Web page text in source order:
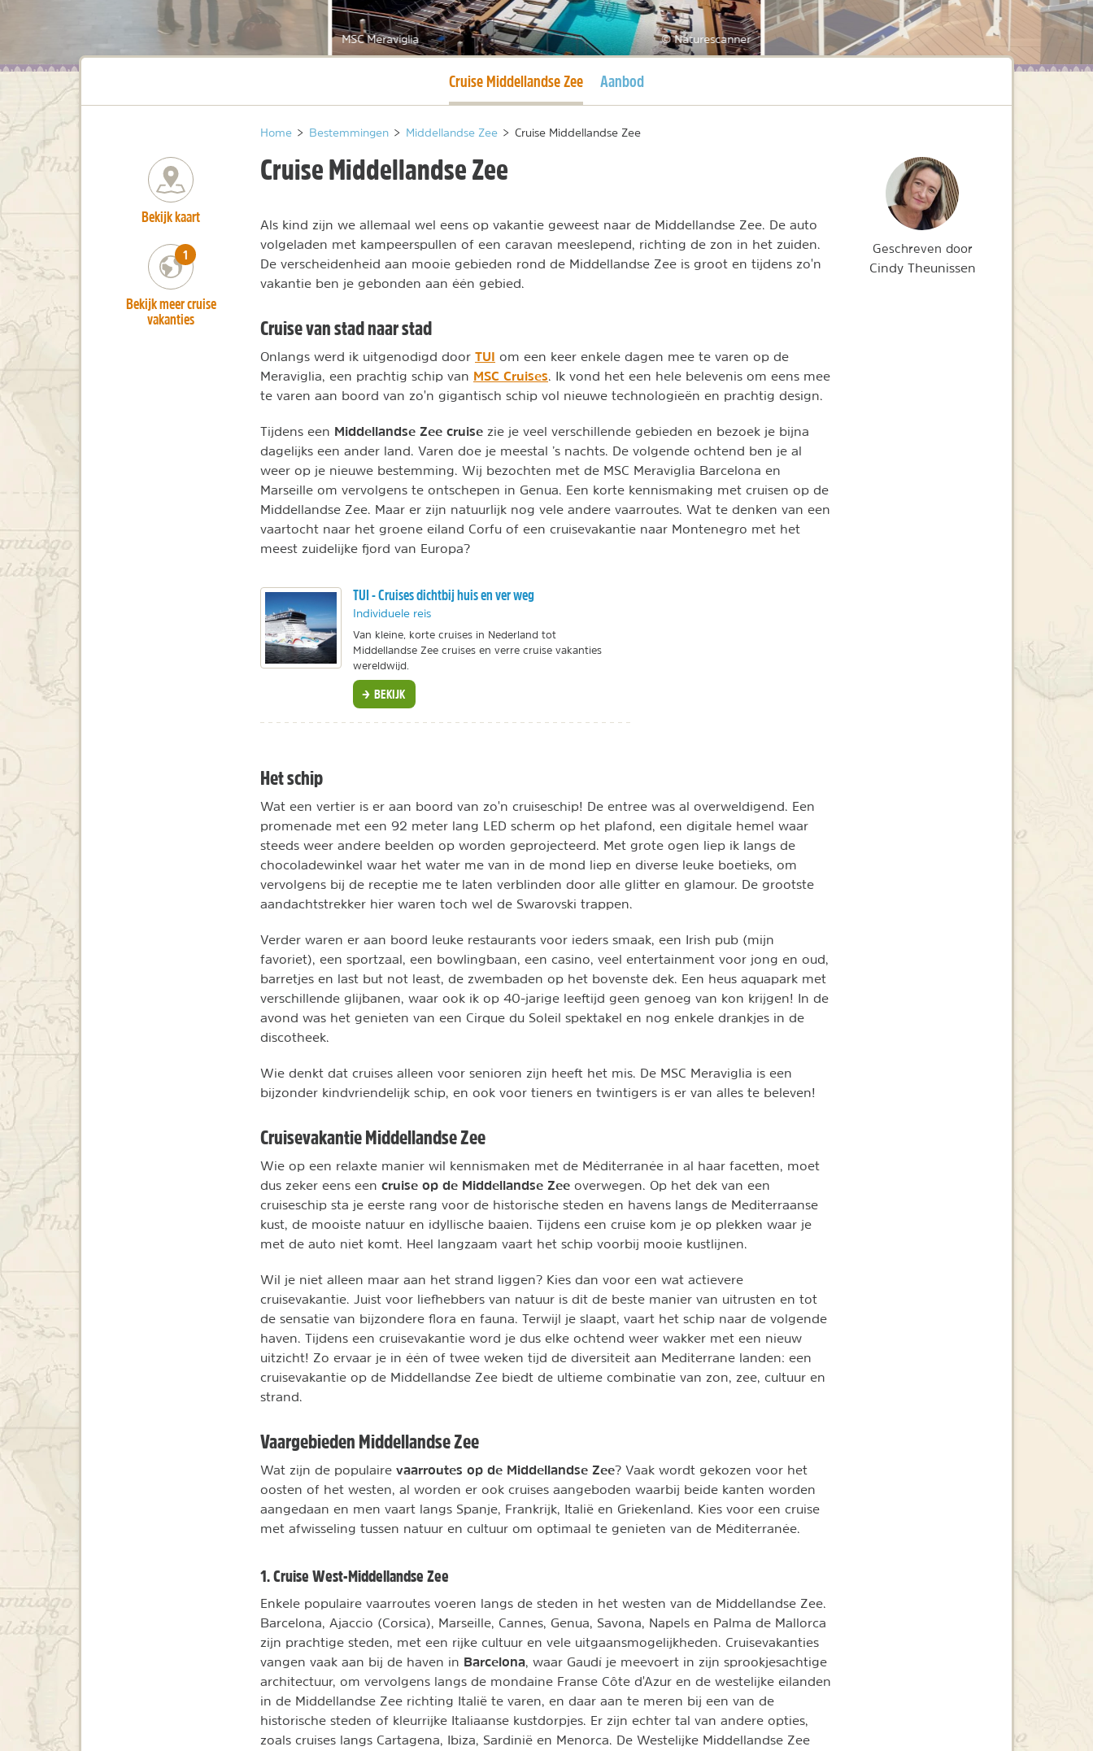
MSC Meraviglia © Naturescanner
Huidige pagina
Cruise Middellandse Zee Aanbod
Home > Bestemmingen > Middellandse Zee > Cruise Middellandse Zee
Cruise Middellandse Zee
Als kind zijn we allemaal wel eens op vakantie geweest naar de Middellandse Zee. De auto
volgeladen met kampeerspullen of een caravan meeslepend, richting de zon in het zuiden.
De verscheidenheid aan mooie gebieden rond de Middellandse Zee is groot en tijdens zo'n
vakantie ben je gebonden aan één gebied.
Cruise van stad naar stad
Onlangs werd ik uitgenodigd door TUI om een keer enkele dagen mee te varen op de
Meraviglia, een prachtig schip van MSC Cruises. Ik vond het een hele belevenis om eens mee
te varen aan boord van zo'n gigantisch schip vol nieuwe technologieën en prachtig design.
Tijdens een Middellandse Zee cruise zie je veel verschillende gebieden en bezoek je bijna
dagelijks een ander land. Varen doe je meestal ’s nachts. De volgende ochtend ben je al
weer op je nieuwe bestemming. Wij bezochten met de MSC Meraviglia Barcelona en
Marseille om vervolgens te ontschepen in Genua. Een korte kennismaking met cruisen op de
Middellandse Zee. Maar er zijn natuurlijk nog vele andere vaarroutes. Wat te denken van een
vaartocht naar het groene eiland Corfu of een cruisevakantie naar Montenegro met het
meest zuidelijke fjord van Europa?
TUI - Cruises dichtbij huis en ver weg
Individuele reis
Van kleine, korte cruises in Nederland tot
Middellandse Zee cruises en verre cruise vakanties
wereldwijd.
BEKIJK
Het schip
Wat een vertier is er aan boord van zo'n cruiseschip! De entree was al overweldigend. Een
promenade met een 92 meter lang LED scherm op het plafond, een digitale hemel waar
steeds weer andere beelden op worden geprojecteerd. Met grote ogen liep ik langs de
chocoladewinkel waar het water me van in de mond liep en diverse leuke boetieks, om
vervolgens bij de receptie me te laten verblinden door alle glitter en glamour. De grootste
aandachtstrekker hier waren toch wel de Swarovski trappen.
Verder waren er aan boord leuke restaurants voor ieders smaak, een Irish pub (mijn
favoriet), een sportzaal, een bowlingbaan, een casino, veel entertainment voor jong en oud,
barretjes en last but not least, de zwembaden op het bovenste dek. Een heus aquapark met
verschillende glijbanen, waar ook ik op 40-jarige leeftijd geen genoeg van kon krijgen! In de
avond was het genieten van een Cirque du Soleil spektakel en nog enkele drankjes in de
discotheek.
Wie denkt dat cruises alleen voor senioren zijn heeft het mis. De MSC Meraviglia is een
bijzonder kindvriendelijk schip, en ook voor tieners en twintigers is er van alles te beleven!
Cruisevakantie Middellandse Zee
Wie op een relaxte manier wil kennismaken met de Méditerranée in al haar facetten, moet
dus zeker eens een cruise op de Middellandse Zee overwegen. Op het dek van een
cruiseschip sta je eerste rang voor de historische steden en havens langs de Mediterraanse
kust, de mooiste natuur en idyllische baaien. Tijdens een cruise kom je op plekken waar je
met de auto niet komt. Heel langzaam vaart het schip voorbij mooie kustlijnen.
Wil je niet alleen maar aan het strand liggen? Kies dan voor een wat actievere
cruisevakantie. Juist voor liefhebbers van natuur is dit de beste manier van uitrusten en tot
de sensatie van bijzondere flora en fauna. Terwijl je slaapt, vaart het schip naar de volgende
haven. Tijdens een cruisevakantie word je dus elke ochtend weer wakker met een nieuw
uitzicht! Zo ervaar je in één of twee weken tijd de diversiteit aan Mediterrane landen: een
cruisevakantie op de Middellandse Zee biedt de ultieme combinatie van zon, zee, cultuur en
strand.
Vaargebieden Middellandse Zee
Wat zijn de populaire vaarroutes op de Middellandse Zee? Vaak wordt gekozen voor het
oosten of het westen, al worden er ook cruises aangeboden waarbij beide kanten worden
aangedaan en men vaart langs Spanje, Frankrijk, Italië en Griekenland. Kies voor een cruise
met afwisseling tussen natuur en cultuur om optimaal te genieten van de Méditerranée.
1. Cruise West-Middellandse Zee
Enkele populaire vaarroutes voeren langs de steden in het westen van de Middellandse Zee.
Barcelona, Ajaccio (Corsica), Marseille, Cannes, Genua, Savona, Napels en Palma de Mallorca
zijn prachtige steden, met een rijke cultuur en vele uitgaansmogelijkheden. Cruisevakanties
vangen vaak aan bij de haven in Barcelona , waar Gaudí je meevoert in zijn sprookjesachtige
architectuur, om vervolgens langs de mondaine Franse Côte d'Azur en de westelijke eilanden
in de Middellandse Zee richting Italië te varen, en daar aan te meren bij een van de
historische steden of kleurrijke Italiaanse kustdorpjes. Er zijn echter tal van andere opties,
zoals cruises langs Cartagena, Ibiza, Sardinië en Menorca. De Westelijke Middellandse Zee
Bekijk kaart
number_of_trips:
1
Bekijk meer cruise
vakanties
Geschreven door
Cindy Theunissen